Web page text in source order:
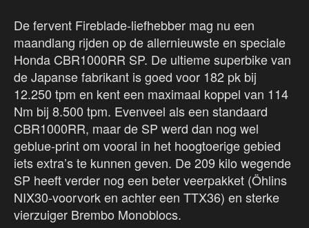
De fervent Fireblade-liefhebber mag nu een
maandlang rijden op de allernieuwste en speciale
Honda CBR1000RR SP. De ultieme superbike van
de Japanse fabrikant is goed voor 182 pk bij
12.250 tpm en kent een maximaal koppel van 114
Nm bij 8.500 tpm. Evenveel als een standaard
CBR1000RR, maar de SP werd dan nog wel
geblue-print om vooral in het hoogtoerige gebied
iets extra’s te kunnen geven. De 209 kilo wegende
SP heeft verder nog een beter veerpakket (Öhlins
NIX30-voorvork en achter een TTX36) en sterke
vierzuiger Brembo Monoblocs.